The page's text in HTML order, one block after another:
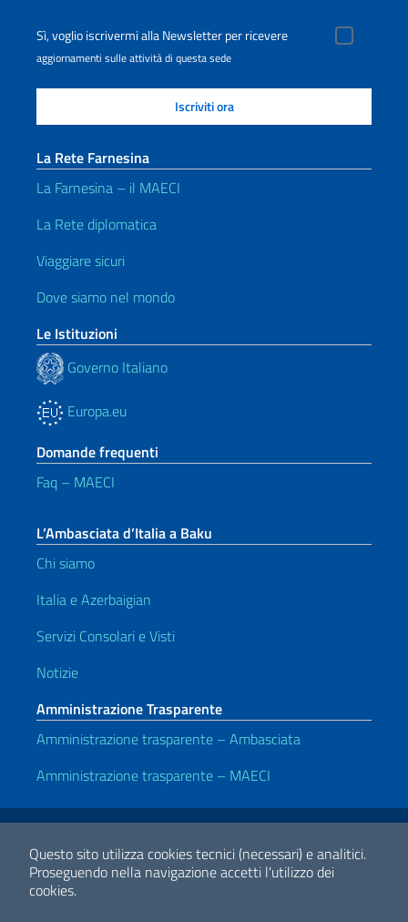
Questo sito utilizza cookies tecnici (necessari) e analitici.
Proseguendo nella navigazione accetti l'utilizzo dei
cookies.
Sì, voglio iscrivermi alla Newsletter per ricevere
aggiornamenti sulle attività di questa sede
La Rete Farnesina
La Farnesina – il MAECI
La Rete diplomatica
Viaggiare sicuri
Dove siamo nel mondo
Le Istituzioni
Governo Italiano
Europa.eu
Domande frequenti
Faq – MAECI
L’Ambasciata d’Italia a Baku
Chi siamo
Italia e Azerbaigian
Servizi Consolari e Visti
Notizie
Amministrazione Trasparente
Amministrazione trasparente – Ambasciata
Amministrazione trasparente – MAECI
Link Utili